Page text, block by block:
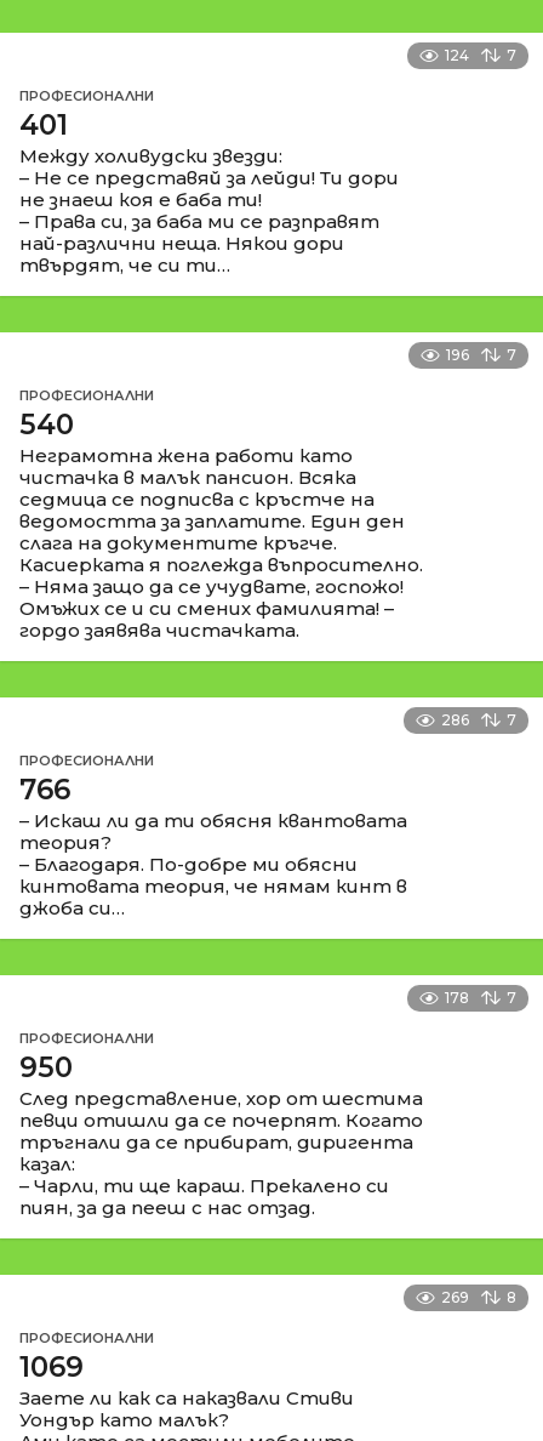
124 7
ПРОФЕСИОНАЛНИ
401
Между холивудски звезди:
– Не се представяй за лейди! Ти дори
не знаеш коя е баба ти!
– Права си, за баба ми се разправят
най-различни неща. Някои дори
твърдят, че си ти…
196 7
ПРОФЕСИОНАЛНИ
540
Неграмотна жена работи като
чистачка в малък пансион. Всяка
седмица се подписва с кръстче на
ведомостта за заплатите. Един ден
слага на документите кръгче.
Касиерката я поглежда въпросително.
– Няма защо да се учудвате, госпожо!
Омъжих се и си смених фамилията! –
гордо заявява чистачката.
286 7
ПРОФЕСИОНАЛНИ
766
– Искаш ли да ти обясня квантовата
теория?
– Благодаря. По-добре ми обясни
кинтовата теория, че нямам кинт в
джоба си…
178 7
ПРОФЕСИОНАЛНИ
950
След представление, хор от шестима
певци отишли да се почерпят. Когато
тръгнали да се прибират, диригента
казал:
– Чарли, ти ще караш. Прекалено си
пиян, за да пееш с нас отзад.
269 8
ПРОФЕСИОНАЛНИ
1069
Заете ли как са наказвали Стиви
Уондър като малък?